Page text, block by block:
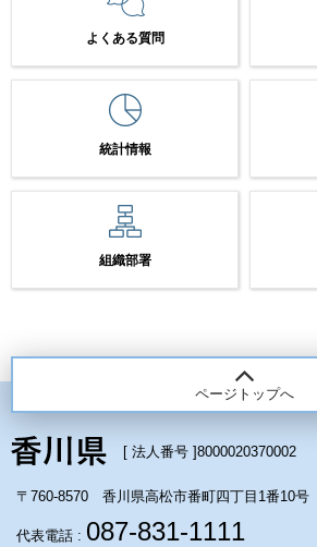
よくある質問
統計情報
組織部署
ページトップへ
[ 法人番号 ]8000020370002
〒760-8570 香川県高松市番町四丁目1番10号
代表電話 : 087-831-1111